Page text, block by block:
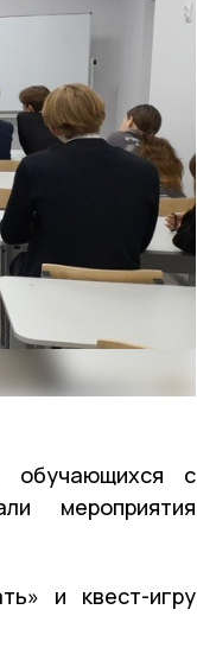
с
мероприятия
и квест-игру